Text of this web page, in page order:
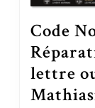
Code
lettre